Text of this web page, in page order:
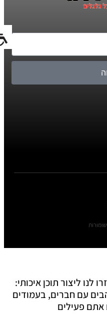
ליצור תוכן איכותי:
עם חברים, בעמודים
פעילים